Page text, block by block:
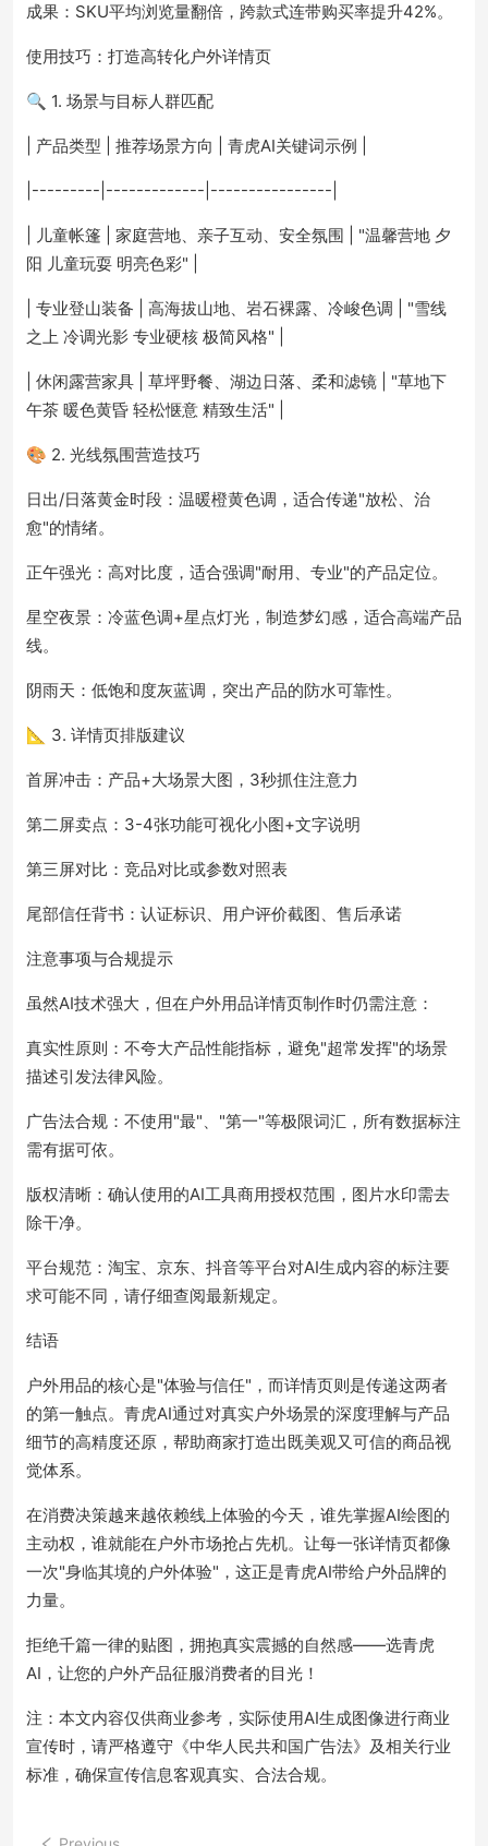
成果：SKU平均浏览量翻倍，跨款式连带购买率提升42%。
使用技巧：打造高转化户外详情页
🔍 1. 场景与目标人群匹配
| 产品类型 | 推荐场景方向 | 青虎AI关键词示例 |
|---------|-------------|----------------|
| 儿童帐篷 | 家庭营地、亲子互动、安全氛围 | "温馨营地 夕
阳 儿童玩耍 明亮色彩" |
| 专业登山装备 | 高海拔山地、岩石裸露、冷峻色调 | "雪线
之上 冷调光影 专业硬核 极简风格" |
| 休闲露营家具 | 草坪野餐、湖边日落、柔和滤镜 | "草地下
午茶 暖色黄昏 轻松惬意 精致生活" |
🎨 2. 光线氛围营造技巧
日出/日落黄金时段：温暖橙黄色调，适合传递"放松、治
愈"的情绪。
正午强光：高对比度，适合强调"耐用、专业"的产品定位。
星空夜景：冷蓝色调+星点灯光，制造梦幻感，适合高端产品
线。
阴雨天：低饱和度灰蓝调，突出产品的防水可靠性。
📐 3. 详情页排版建议
首屏冲击：产品+大场景大图，3秒抓住注意力
第二屏卖点：3-4张功能可视化小图+文字说明
第三屏对比：竞品对比或参数对照表
尾部信任背书：认证标识、用户评价截图、售后承诺
注意事项与合规提示
虽然AI技术强大，但在户外用品详情页制作时仍需注意：
真实性原则：不夸大产品性能指标，避免"超常发挥"的场景
描述引发法律风险。
广告法合规：不使用"最"、"第一"等极限词汇，所有数据标注
需有据可依。
版权清晰：确认使用的AI工具商用授权范围，图片水印需去
除干净。
平台规范：淘宝、京东、抖音等平台对AI生成内容的标注要
求可能不同，请仔细查阅最新规定。
结语
户外用品的核心是"体验与信任"，而详情页则是传递这两者
的第一触点。青虎AI通过对真实户外场景的深度理解与产品
细节的高精度还原，帮助商家打造出既美观又可信的商品视
觉体系。
在消费决策越来越依赖线上体验的今天，谁先掌握AI绘图的
主动权，谁就能在户外市场抢占先机。让每一张详情页都像
一次"身临其境的户外体验"，这正是青虎AI带给户外品牌的
力量。
拒绝千篇一律的贴图，拥抱真实震撼的自然感——选青虎
AI，让您的户外产品征服消费者的目光！
注：本文内容仅供商业参考，实际使用AI生成图像进行商业
宣传时，请严格遵守《中华人民共和国广告法》及相关行业
标准，确保宣传信息客观真实、合法合规。